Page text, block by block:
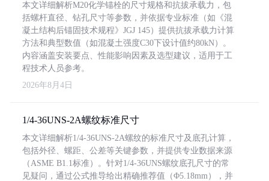
本文详细解析M20化学锚栓的尺寸规格和抗拔承载力，包
括螺杆直径、钻孔尺寸等参数，并依据专业标准（如《混
凝土结构后锚固技术规程》JGJ 145）提供抗拔承载力计算
方法和典型数值（如混凝土强度C30下设计值约80kN）。
内容涵盖安装要点、性能影响因素及选型建议，适用于工
程技术人员参考。
2026年8月4日
1/4-36UNS-2A螺纹标准尺寸
本文详细解析1/4-36UNS-2A螺纹的标准尺寸及底孔计算，
包括外径、螺距、公差等关键参数，并提供专业数据来源
（ASME B1.1标准）。针对1/4-36UNS螺纹底孔尺寸的常
见疑问，通过公式推导给出精确推荐值（Φ5.18mm），并